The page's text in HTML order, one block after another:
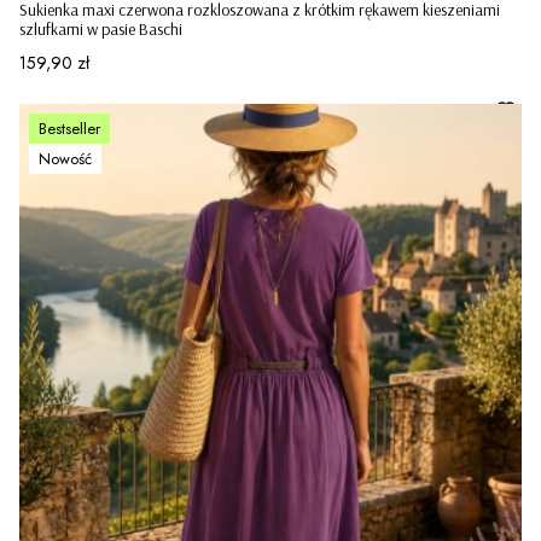
Sukienka maxi czerwona rozkloszowana z krótkim rękawem kieszeniami
szlufkami w pasie Baschi
Cena
159,90 zł
Bestseller
Nowość